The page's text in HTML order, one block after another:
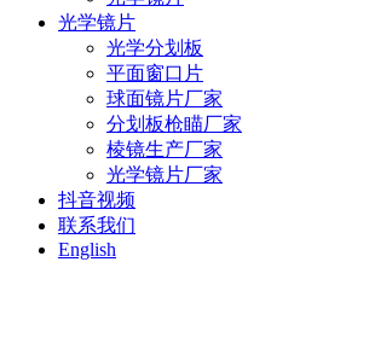
光学镜片
光学分划板
平面窗口片
球面镜片厂家
分划板枪瞄厂家
棱镜生产厂家
光学镜片厂家
抖音视频
联系我们
English